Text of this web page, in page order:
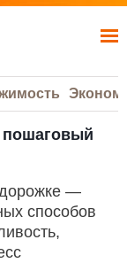
пошаговый
дорожке —
способов